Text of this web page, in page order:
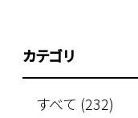
カテゴリ
すべて (232)